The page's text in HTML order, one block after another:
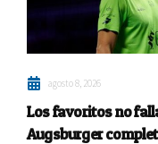
agosto 8, 2026
Los favoritos no
Augsburger